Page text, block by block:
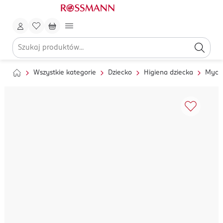
Wszystkie kategorie Dziecko Higiena dziecka